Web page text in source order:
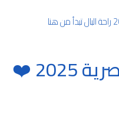
بيبي سيتر لأسرة مصرية 2025 ❤️